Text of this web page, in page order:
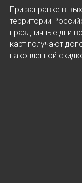
При заправке в
территории
праздничные дни
карт получают
накопленной